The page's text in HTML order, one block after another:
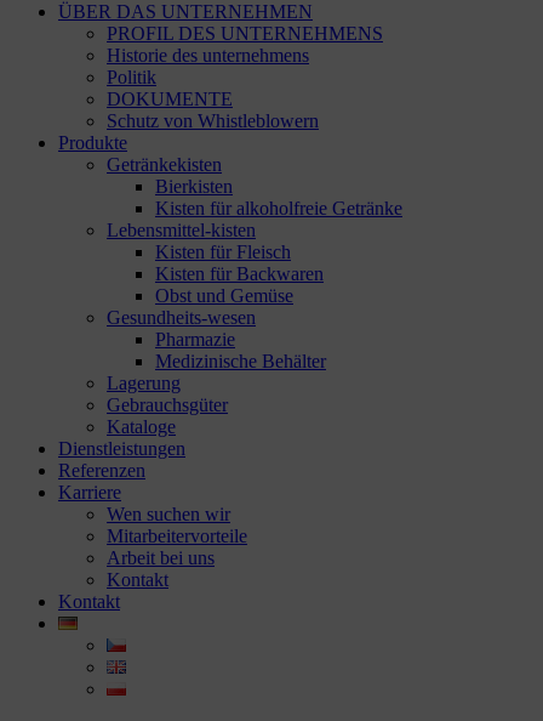
ÜBER DAS UNTERNEHMEN
PROFIL DES UNTERNEHMENS
Historie des unternehmens
Politik
DOKUMENTE
Schutz von Whistleblowern
Produkte
Getränkekisten
Bierkisten
Kisten für alkoholfreie Getränke
Lebensmittel-kisten
Kisten für Fleisch
Kisten für Backwaren
Obst und Gemüse
Gesundheits-wesen
Pharmazie
Medizinische Behälter
Lagerung
Gebrauchsgüter
Kataloge
Dienstleistungen
Referenzen
Karriere
Wen suchen wir
Mitarbeitervorteile
Arbeit bei uns
Kontakt
Kontakt